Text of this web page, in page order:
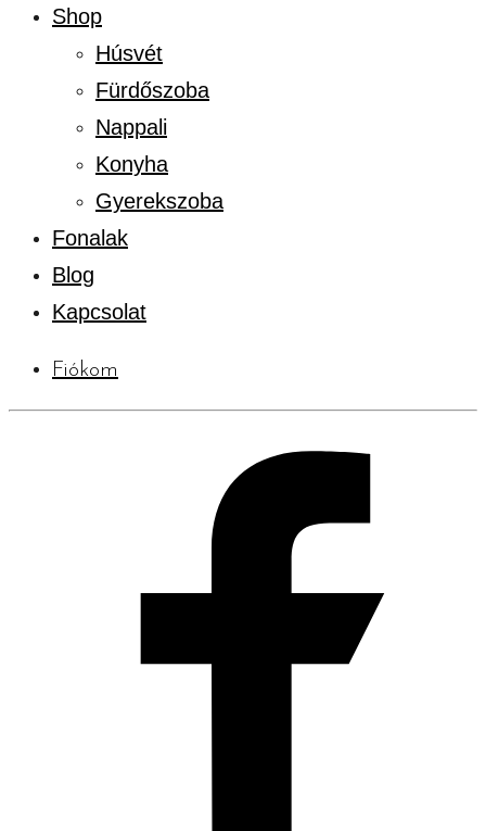
Shop
Húsvét
Fürdőszoba
Nappali
Konyha
Gyerekszoba
Fonalak
Blog
Kapcsolat
Fiókom